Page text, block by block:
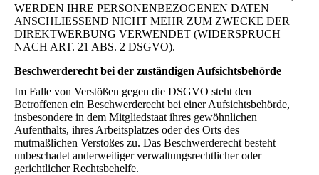
WERDEN IHRE PERSONENBEZOGENEN DATEN
ANSCHLIESSEND NICHT MEHR ZUM ZWECKE DER
DIREKTWERBUNG VERWENDET (WIDERSPRUCH
NACH ART. 21 ABS. 2 DSGVO).
Beschwerderecht bei der zuständigen Aufsichtsbehörde
Im Falle von Verstößen gegen die DSGVO steht den
Betroffenen ein Beschwerderecht bei einer Aufsichtsbehörde,
insbesondere in dem Mitgliedstaat ihres gewöhnlichen
Aufenthalts, ihres Arbeitsplatzes oder des Orts des
mutmaßlichen Verstoßes zu. Das Beschwerderecht besteht
unbeschadet anderweitiger verwaltungsrechtlicher oder
gerichtlicher Rechtsbehelfe.